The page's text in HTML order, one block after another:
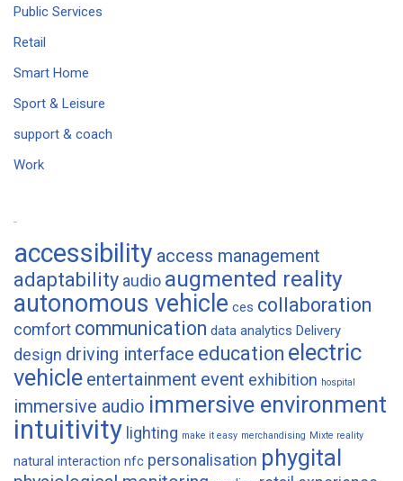
Public Services
Retail
Smart Home
Sport & Leisure
support & coach
Work
accessibility access management
adaptability audio augmented reality
autonomous vehicle ces collaboration
comfort communication data analytics Delivery
design driving interface education electric
vehicle entertainment event exhibition hospital
immersive audio immersive environment
intuitivity lighting make it easy merchandising Mixte reality
natural interaction nfc personalisation phygital